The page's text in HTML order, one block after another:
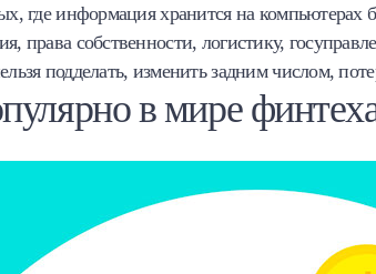
где информация хранится на компьютерах
права собственности, логистику,
подделать, изменить задним числом,
в мире